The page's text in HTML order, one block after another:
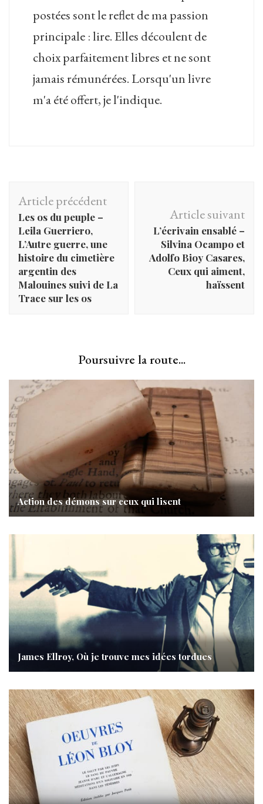
postées sont le reflet de ma passion
principale : lire. Elles découlent de
choix parfaitement libres et ne sont
jamais rémunérées. Lorsqu'un livre
m'a été offert, je l'indique.
Navigation
d'article
Article précédent
Les os du peuple –
Leila Guerriero,
L’Autre guerre, une
histoire du cimetière
argentin des
Malouines suivi de La
Trace sur les os
Article suivant
L’écrivain ensablé –
Silvina Ocampo et
Adolfo Bioy Casares,
Ceux qui aiment,
haïssent
Poursuivre la route...
Action des démons sur ceux qui lisent
James Ellroy, Où je trouve mes idées tordues